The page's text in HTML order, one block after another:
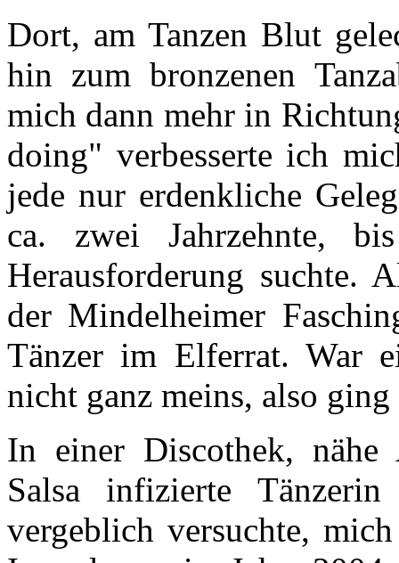
Dort, am Tanzen Blut
hin zum bronzenen
mich dann mehr in
doing" verbesserte ich
jede nur erdenkliche
ca. zwei Jahrzehnte,
Herausforderung suchte.
der Mindelheimer
Tänzer im Elferrat. War
nicht ganz meins, also
In einer Discothek,
Salsa infizierte
vergeblich versuchte,